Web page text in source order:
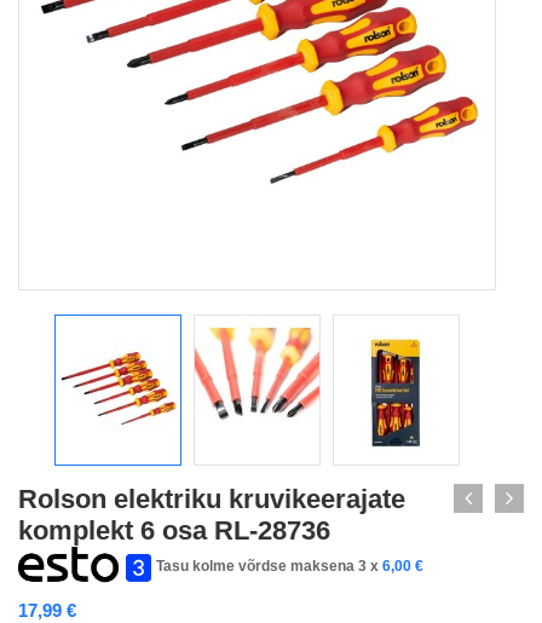
Rolson elektriku kruvikeerajate
komplekt 6 osa RL-28736
Tasu kolme võrdse maksena 3 x 6,00 €
17,99 €